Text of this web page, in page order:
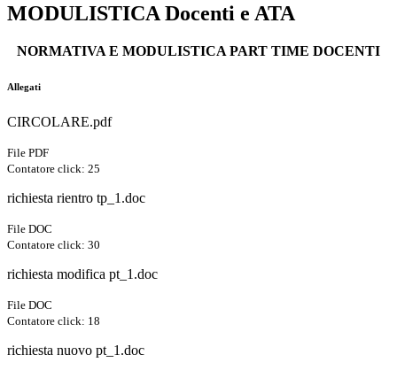
MODULISTICA Docenti e ATA
NORMATIVA E MODULISTICA PART TIME DOCENTI
Allegati
CIRCOLARE.pdf
File PDF
Contatore click: 25
richiesta rientro tp_1.doc
File DOC
Contatore click: 30
richiesta modifica pt_1.doc
File DOC
Contatore click: 18
richiesta nuovo pt_1.doc